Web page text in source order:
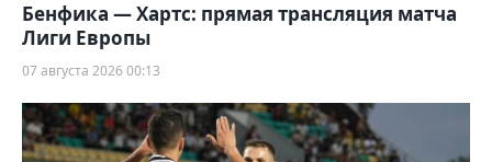
Бенфика — Хартс: прямая трансляция матча
Лиги Европы
07 августа 2026 00:13